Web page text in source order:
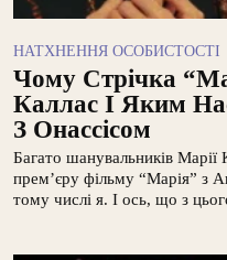
НАТХНЕННЯ ОСОБИСТОСТІ
Чому Стрічка
Каллас І Яким
З Онассісом
Багато шанувальників Марії
прем’єру фільму “Марія” з
тому числі я. І ось, що з